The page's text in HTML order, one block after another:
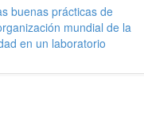
buenas prácticas de
mundial de la
en un laboratorio